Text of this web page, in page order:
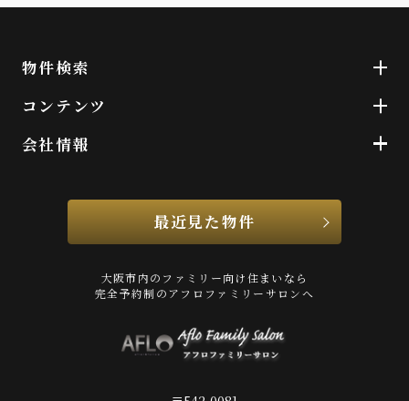
物件検索
コンテンツ
会社情報
最近見た物件
大阪市内のファミリー向け住まいなら
完全予約制のアフロファミリーサロンへ